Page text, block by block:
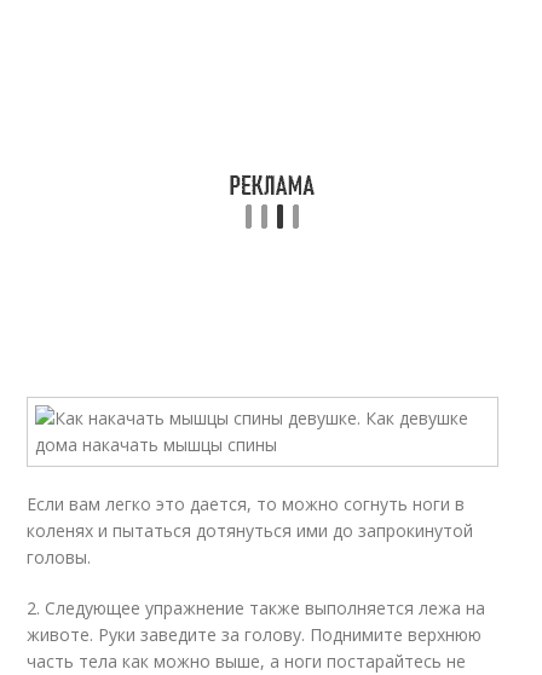
Если вам легко это дается, то можно согнуть ноги в
коленях и пытаться дотянуться ими до запрокинутой
головы.
2. Следующее упражнение также выполняется лежа на
животе. Руки заведите за голову. Поднимите верхнюю
часть тела как можно выше, а ноги постарайтесь не